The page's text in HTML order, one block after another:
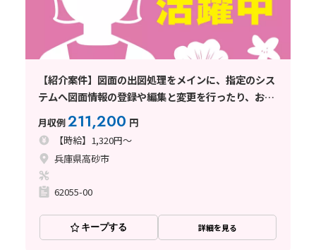
【紹介案件】図面の出図処理をメインに、指定のシス
テムへ図面情報の登録や編集と変更を行ったり、お客
様宛へ送付状を作成して図面の送付
月収例211,200 円
【時給】1,320円～
兵庫県高砂市
62055-00
キープする 詳細を見る